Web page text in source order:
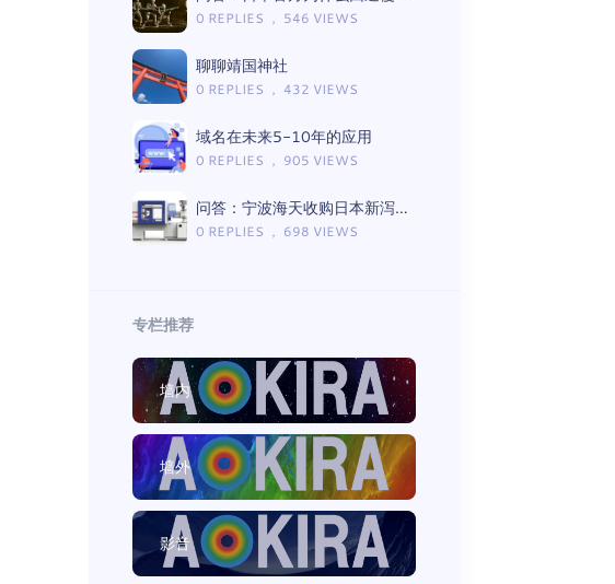
0 REPLIES ， 546 VIEWS
聊聊靖国神社
0 REPLIES ， 432 VIEWS
域名在未来5-10年的应用
0 REPLIES ， 905 VIEWS
问答：宁波海天收购日本新泻注塑机后的影响
0 REPLIES ， 698 VIEWS
专栏推荐
墙内
墙外
影音